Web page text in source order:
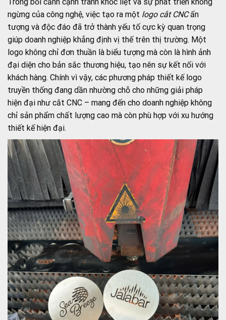
ngừng của công nghệ, việc tạo ra một logo cắt CNCấn
tượng và độc đáo đã trở thành yếu tố cực kỳ quan trọng
giúp doanh nghiệp khẳng định vị thế trên thị trường. Một
logo không chỉ đơn thuần là biểu tượng mà còn là hình ảnh
đại diện cho bản sắc thương hiệu, tạo nên sự kết nối với
khách hàng. Chính vì vậy, các phương pháp thiết kế logo
truyền thống đang dần nhường chỗ cho những giải pháp
hiện đại như cắt CNC – mang đến cho doanh nghiệp không
chỉ sản phẩm chất lượng cao mà còn phù hợp với xu hướng
thiết kế hiện đại.